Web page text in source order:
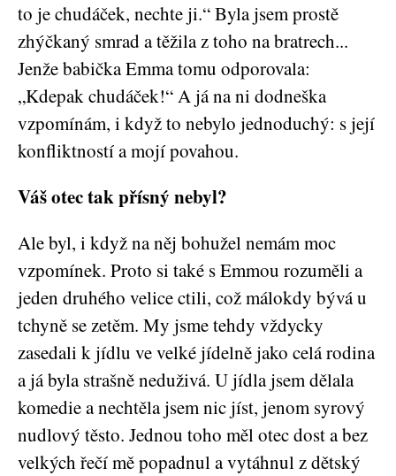
to je chudáček, nechte ji.“ Byla jsem prostě
zhýčkaný smrad a těžila z toho na bratrech...
Jenže babička Emma tomu odporovala:
„Kdepak chudáček!“ A já na ni dodneška
vzpomínám, i když to nebylo jednoduchý: s její
konfliktností a mojí povahou.
Váš otec tak přísný nebyl?
Ale byl, i když na něj bohužel nemám moc
vzpomínek. Proto si také s Emmou rozuměli a
jeden druhého velice ctili, což málokdy bývá u
tchyně se zetěm. My jsme tehdy vždycky
zasedali k jídlu ve velké jídelně jako celá rodina
a já byla strašně neduživá. U jídla jsem dělala
komedie a nechtěla jsem nic jíst, jenom syrový
nudlový těsto. Jednou toho měl otec dost a bez
velkých řečí mě popadnul a vytáhnul z dětský